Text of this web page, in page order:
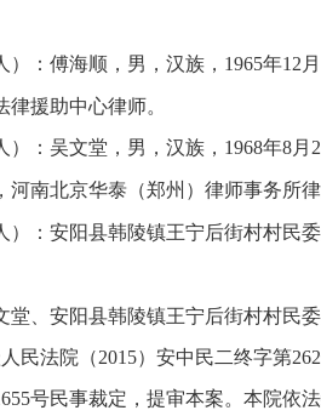
：傅海顺，男，汉族，1965年12月
援助中心律师。
：吴文堂，男，汉族，1968年8月
南北京华泰（郑州）律师事务所律
：安阳县韩陵镇王宁后街村村民委
、安阳县韩陵镇王宁后街村村民
民法院（2015）安中民二终字第
号民事裁定，提审本案。本院依